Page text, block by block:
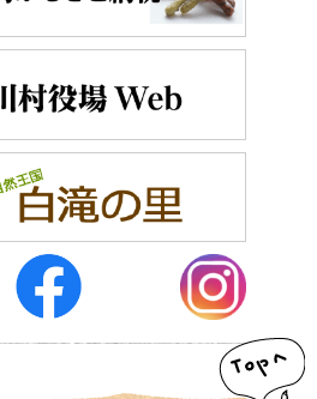
村の駅」や鉱山跡地にある学校を活用した
ご紹介！